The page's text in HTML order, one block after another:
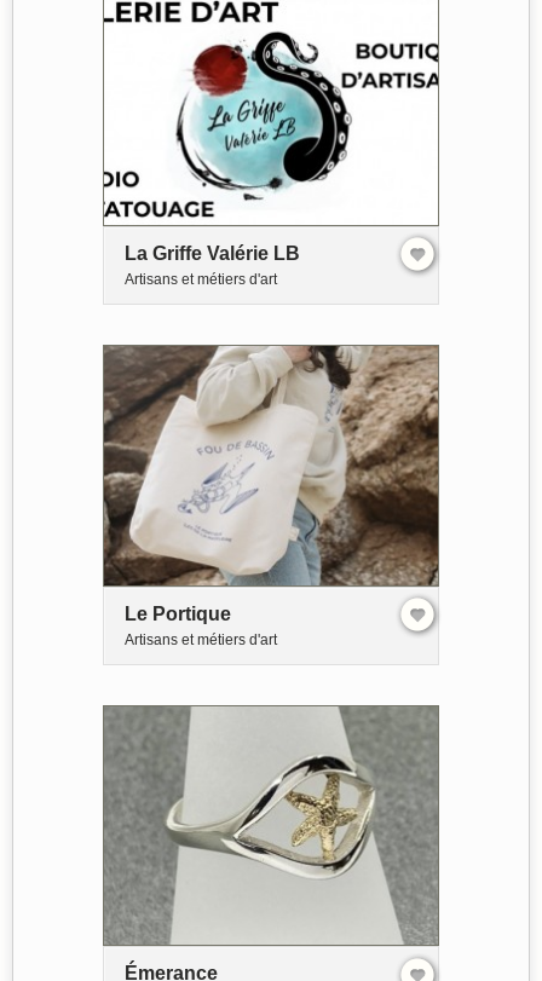
La Griffe Valérie LB
Artisans et métiers d'art
Le Portique
Artisans et métiers d'art
Émerance